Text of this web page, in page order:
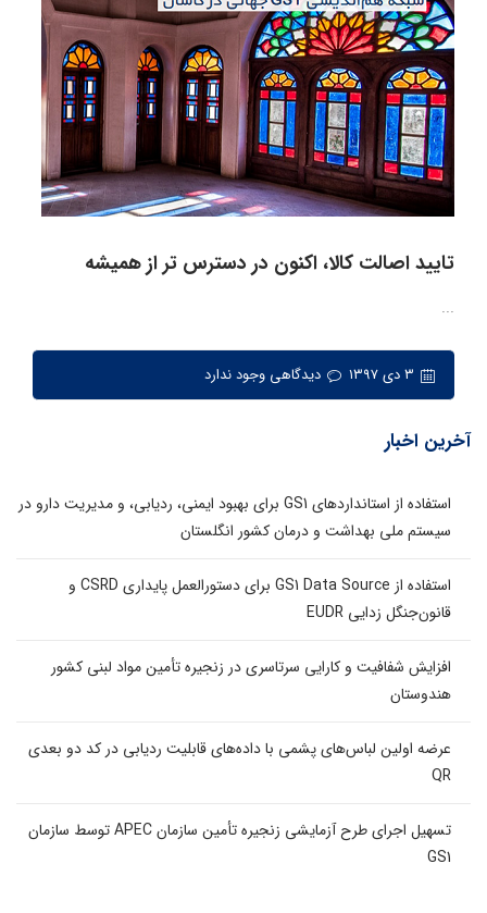
تایید اصالت کالا، اکنون در دسترس تر از همیشه
...
دیدگاهی وجود ندارد
آخرین اخبار
استفاده از استانداردهای GS1 برای بهبود ایمنی، ردیابی، و مدیریت دارو در
سیستم ملی بهداشت و درمان کشور انگلستان
استفاده از GS1 Data Source برای دستورالعمل پایداری CSRD و
قانون‌جنگل زدایی EUDR
افزایش شفافیت و کارایی سرتاسری در زنجیره تأمین مواد لبنی کشور
هندوستان
عرضه اولین لباس‌های پشمی با داده‌های قابلیت ردیابی در کد دو بعدی
QR
تسهیل اجرای طرح آزمایشی زنجیره تأمین سازمان APEC توسط سازمان
GS1